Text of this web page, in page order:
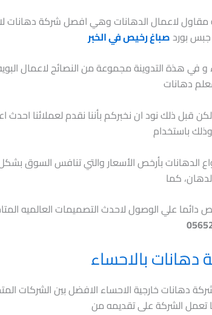
مقاول لاعمال الدهانات وهي افصل شركة دهانات
بوردصباغ رخيص في الخبر
و في هذة التدوينة مجموعة من النصائح لاعمال
دهانات
قبل ذلك نود ان نخبركم بأننا نقدم لعملائنا
باستخدام
الدهانات بأرخص الأسعار والتي تنافس السوق
كما
دائما علي الوصول لاحدث التصميمات العالميه
دهانات بالاحساء
دهانات خارجية الاحساء الافضل بين الشركات
تعمل الشركة على تقديمه من